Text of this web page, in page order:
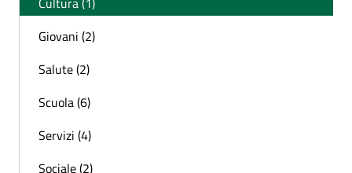
Giovani (2)
Salute (2)
Scuola (6)
Servizi (4)
Sociale (2)